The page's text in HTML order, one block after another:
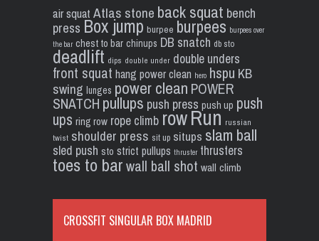
air squat Atlas stone back squat bench
press Box jump burpee burpees burpees over
the bar chest to bar chinups DB snatch db sto
deadlift dips double under double unders
front squat hang power clean hero hspu KB
swing lunges power clean POWER
SNATCH pullups push press push up push
ups ring row rope climb rowRun russian
twist shoulder press sit up situps slam ball
sled push sto strict pullups thruster thrusters
toes to barwall ball shot wall climb
CROSSFIT SINGULAR BOX MADRID